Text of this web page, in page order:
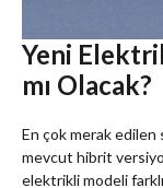
Yeni
mı Olacak?
En çok merak edilen
mevcut hibrit
elektrikli modeli